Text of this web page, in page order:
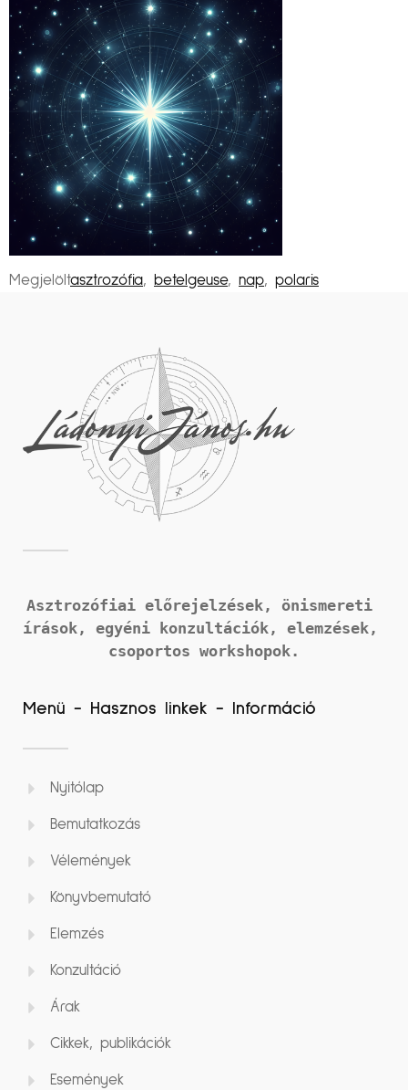
Megjelöltasztrozófia, betelgeuse, nap, polaris
Asztrozófiai előrejelzések, önismereti
írások,
csoportos workshopok.
Menü - Hasznos linkek - Információ
Nyitólap
Bemutatkozás
Vélemények
Könyvbemutató
Elemzés
Konzultáció
Árak
Cikkek, publikációk
Események